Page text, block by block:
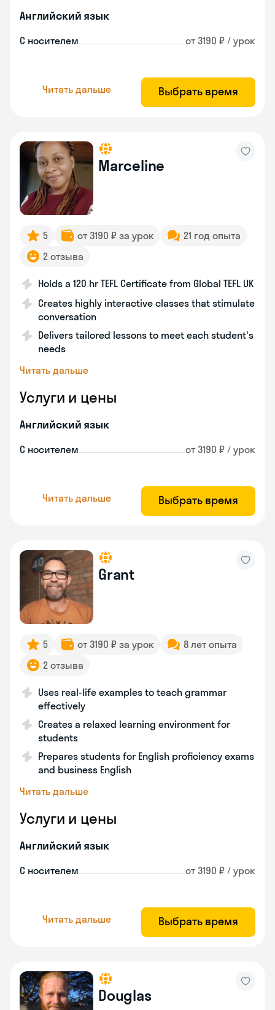
Английский язык
С носителем от 3190 ₽ / урок
Читать дальше Выбрать время
Marceline
5 от 3190 ₽ за урок
21 год опыта
2 отзыва
Holds a 120 hr TEFL Certificate from Global TEFL UK
Creates highly interactive classes that stimulate
conversation
Delivers tailored lessons to meet each student's
needs
Читать дальше
Услуги и цены
Английский язык
С носителем от 3190 ₽ / урок
Читать дальше Выбрать время
Grant
5 от 3190 ₽ за урок
8 лет опыта
2 отзыва
Uses real-life examples to teach grammar
effectively
Creates a relaxed learning environment for
students
Prepares students for English proficiency exams
and business English
Читать дальше
Услуги и цены
Английский язык
С носителем от 3190 ₽ / урок
Читать дальше Выбрать время
Douglas